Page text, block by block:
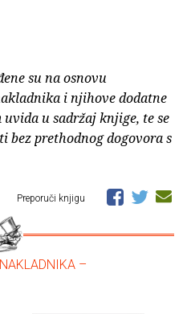
su na osnovu
i njihove dodatne
u sadržaj knjige, te se
bez prethodnog dogovora s
Preporuči knjigu
–